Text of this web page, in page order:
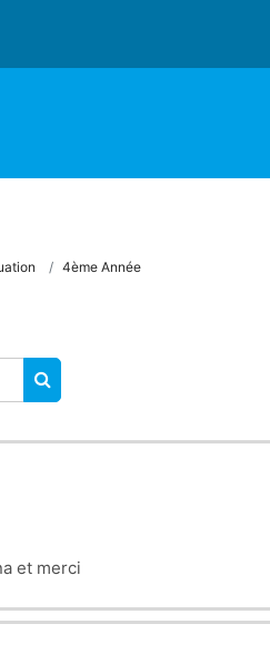
4ème Année
SEARCH COURSES
et merci